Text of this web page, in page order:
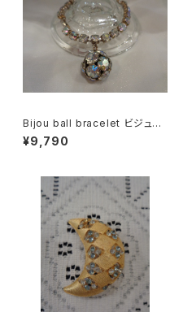
Bijou ball bracelet ビジュー
ボール ブレスレット
¥9,790